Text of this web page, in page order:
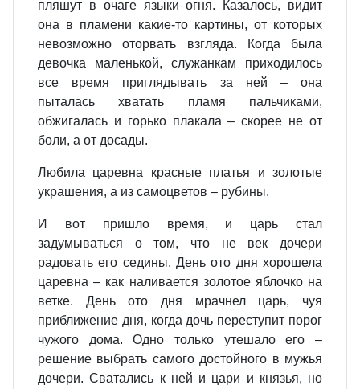
пляшут в очаге языки огня. Казалось, видит
она в пламени какие‑то картины, от которых
невозможно оторвать взгляда. Когда была
девочка маленькой, служанкам приходилось
все время приглядывать за ней – она
пыталась хватать пламя пальчиками,
обжигалась и горько плакала – скорее не от
боли, а от досады.
Любила царевна красные платья и золотые
украшения, а из самоцветов – рубины.
И вот пришло время, и царь стал
задумываться о том, что не век дочери
радовать его седины. День ото дня хорошела
царевна – как наливается золотое яблочко на
ветке. День ото дня мрачнел царь, чуя
приближение дня, когда дочь переступит порог
чужого дома. Одно только утешало его –
решение выбрать самого достойного в мужья
дочери. Сватались к ней и цари и князья, но